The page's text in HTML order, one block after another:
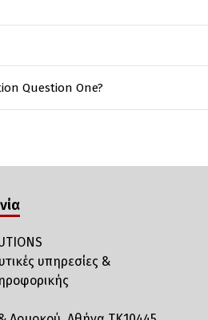
Question One?
υπηρεσίες &